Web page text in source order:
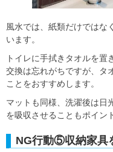
風水では、紙類だけではな
います。
トイレに手拭きタオルを
交換は忘れがちですが、タ
ことをおすすめします。
マットも同様、洗濯後は日
を吸収させることもポイン
NG行動⑤収納家具